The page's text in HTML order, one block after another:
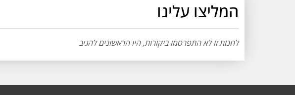
המליצו עלינו
לחנות זו לא התפרסמו ביקורות, היו הראשונים להגיב